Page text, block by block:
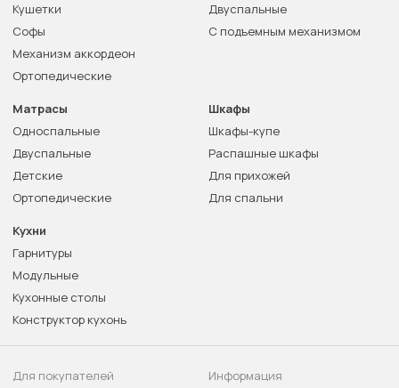
Кушетки
Софы
Механизм аккордеон
Ортопедические
Двуспальные
С подъемным механизмом
Матрасы
Односпальные
Двуспальные
Детские
Ортопедические
Шкафы
Шкафы-купе
Распашные шкафы
Для прихожей
Для спальни
Кухни
Гарнитуры
Модульные
Кухонные столы
Конструктор кухонь
Для покупателей
Информация